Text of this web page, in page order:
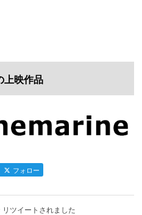
上映作品
フォロー
ツイートされました